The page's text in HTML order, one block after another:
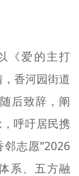
+
《爱的主打
香河园街道
后致辞，阐
呼吁居民携
志愿”2026
系、五方融